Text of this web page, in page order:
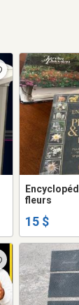
fleurs
15 $